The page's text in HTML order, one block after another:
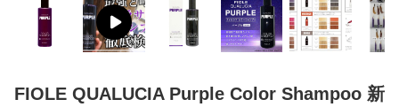
FIOLE QUALUCIA Purple Color Shampoo 新